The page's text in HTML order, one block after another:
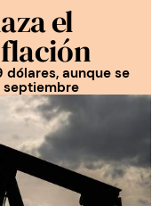
el
dólares, aunque se
septiembre